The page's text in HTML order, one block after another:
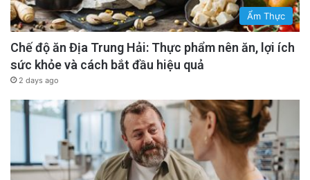
Ẩm Thực
Chế độ ăn Địa Trung Hải: Thực phẩm nên ăn, lợi ích
sức khỏe và cách bắt đầu hiệu quả
2 days ago